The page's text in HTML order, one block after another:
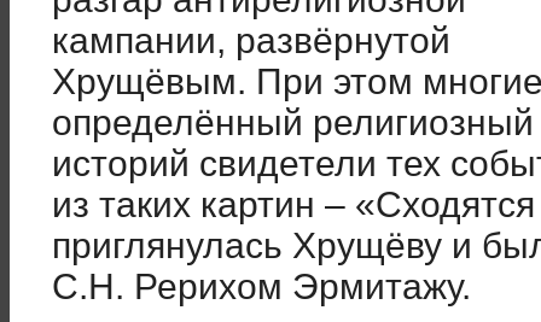
кампании, развёрнутой
Хрущёвым. При этом
определённый
историй свидетели тех
из таких картин –
приглянулась Хрущёву и
С.Н. Рерихом Эрмитажу.